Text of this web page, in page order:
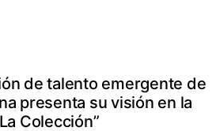
de talento emergente de
presenta su visión en la
Colección”